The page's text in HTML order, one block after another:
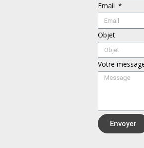
Email
Objet
Votre
Envoyer